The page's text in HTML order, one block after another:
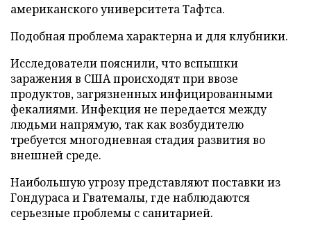
американского университета Тафтса.
Подобная проблема характерна и для клубники.
Исследователи пояснили, что вспышки
заражения в США происходят при ввозе
продуктов, загрязненных инфицированными
фекалиями. Инфекция не передается между
людьми напрямую, так как возбудителю
требуется многодневная стадия развития во
внешней среде.
Наибольшую угрозу представляют поставки из
Гондураса и Гватемалы, где наблюдаются
серьезные проблемы с санитарией.